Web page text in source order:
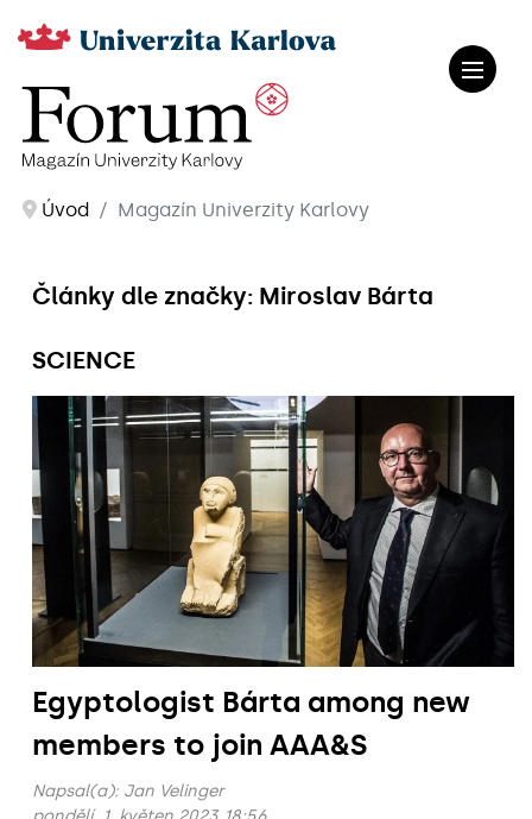
Úvod Magazín Univerzity Karlovy
Články dle značky: Miroslav Bárta
SCIENCE
Egyptologist Bárta among new
members to join AAA&S
Napsal(a): Jan Velinger